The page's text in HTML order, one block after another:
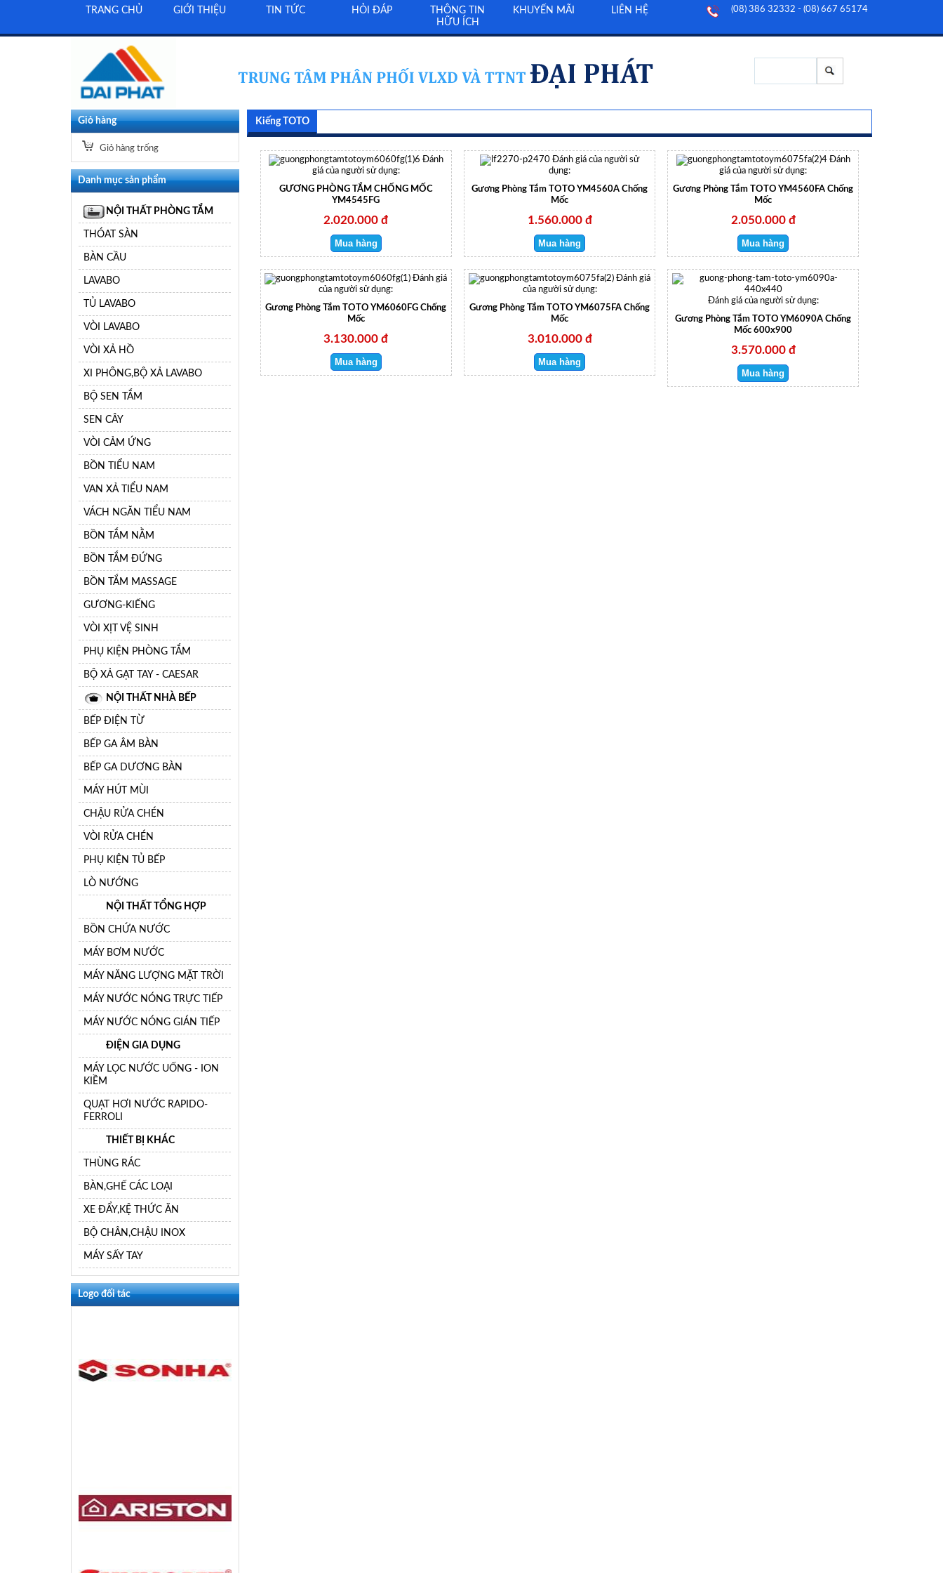
TRANG CHỦ GIỚI THIỆU TIN TỨC HỎI ĐÁP
THÔNG TIN
HỮU ÍCH
KHUYẾN MÃI LIÊN HỆ (08) 386 32332 - (08) 667 65174
Giỏ hàng
Giỏ hàng trống
Danh mục sản phẩm
NỘI THẤT PHÒNG TẮM
THÓAT SÀN
BÀN CẦU
LAVABO
TỦ LAVABO
VÒI LAVABO
VÒI XẢ HỒ
XI PHÔNG,BỘ XẢ LAVABO
BỘ SEN TẮM
SEN CÂY
VÒI CẢM ỨNG
BỒN TIỂU NAM
VAN XẢ TIỂU NAM
VÁCH NGĂN TIỂU NAM
BỒN TẮM NẰM
BỒN TẮM ĐỨNG
BỒN TẮM MASSAGE
GƯƠNG-KIẾNG
VÒI XỊT VỆ SINH
PHỤ KIỆN PHÒNG TẮM
BỘ XẢ GẠT TAY - CAESAR
NỘI THẤT NHÀ BẾP
BẾP ĐIỆN TỪ
BẾP GA ÂM BÀN
BẾP GA DƯƠNG BÀN
MÁY HÚT MÙI
CHẬU RỬA CHÉN
VÒI RỬA CHÉN
PHỤ KIỆN TỦ BẾP
LÒ NƯỚNG
NỘI THẤT TỔNG HỢP
BỒN CHỨA NƯỚC
MÁY BƠM NƯỚC
MÁY NĂNG LƯỢNG MẶT TRỜI
MÁY NƯỚC NÓNG TRỰC TIẾP
MÁY NƯỚC NÓNG GIÁN TIẾP
ĐIỆN GIA DỤNG
MÁY LỌC NƯỚC UỐNG - ION
KIỀM
QUẠT HƠI NƯỚC RAPIDO-
FERROLI
THIẾT BỊ KHÁC
THÙNG RÁC
BÀN,GHẾ CÁC LOẠI
XE ĐẨY,KỆ THỨC ĂN
BỘ CHÂN,CHẬU INOX
MÁY SẤY TAY
Logo đối tác
Kiếng TOTO
Đánh
giá của người sử dụng:
GƯƠNG PHÒNG TẮM CHỐNG MỐC
YM4545FG
2.020.000 đ
Đánh giá của người sử
dụng:
Gương Phòng Tắm TOTO YM4560A Chống
Mốc
1.560.000 đ
Đánh
giá của người sử dụng:
Gương Phòng Tắm TOTO YM4560FA Chống
Mốc
2.050.000 đ
Đánh giá
của người sử dụng:
Gương Phòng Tắm TOTO YM6060FG Chống
Mốc
3.130.000 đ
Đánh giá
của người sử dụng:
Gương Phòng Tắm TOTO YM6075FA Chống
Mốc
3.010.000 đ
Đánh giá của người sử dụng:
Gương Phòng Tắm TOTO YM6090A Chống
Mốc 600x900
3.570.000 đ